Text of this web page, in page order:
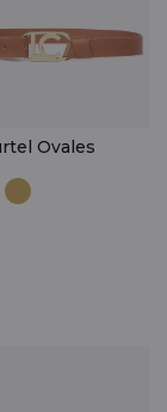
Ovales